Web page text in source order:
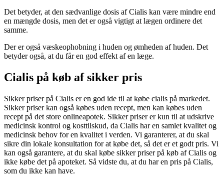
Det betyder, at den sædvanlige dosis af Cialis kan være mindre end
en mængde dosis, men det er også vigtigt at lægen ordinere det
samme.
Der er også væskeophobning i huden og ømheden af huden. Det
betyder også, at du får en god effekt af en læge.
Cialis på køb af sikker pris
Sikker priser på Cialis er en god ide til at købe cialis på markedet.
Sikker priser kan også købes uden recept, men kan købes uden
recept på det store onlineapotek. Sikker priser er kun til at udskrive
medicinsk kontrol og kosttilskud, da Cialis har en samlet kvalitet og
medicinsk behov for en kvalitet i verden. Vi garanterer, at du skal
sikre din lokale konsultation for at købe det, så det er et godt pris. Vi
kan også garantere, at du skal købe sikker priser på køb af Cialis og
ikke købe det på apoteket. Så vidste du, at du har en pris på Cialis,
som du ikke kan have.